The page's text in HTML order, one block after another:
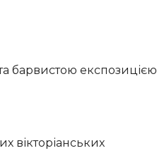
барвистою експозицією
вікторіанських